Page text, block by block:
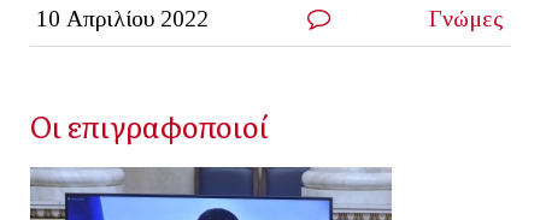
10 Απριλίου 2022 Γνώμες
Οι επιγραφοποιοί